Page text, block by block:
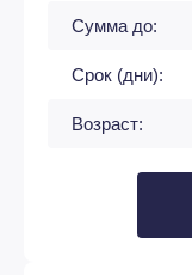
Сумма до:
Срок (дни):
Возраст: